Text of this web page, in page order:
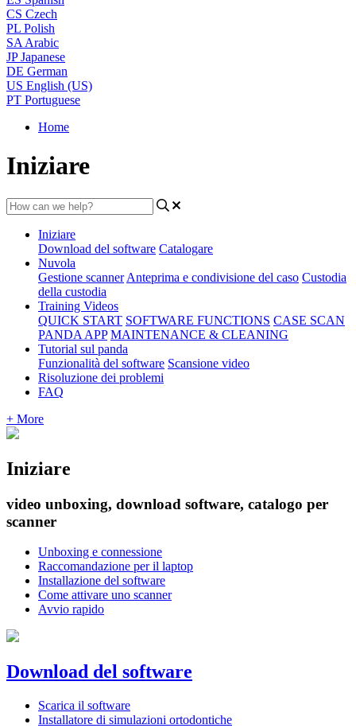
CS Czech
PL Polish
SA Arabic
JP Japanese
DE German
US English (US)
PT Portuguese
Home
Iniziare
Iniziare
Download del software Catalogare
Nuvola
Gestione scanner Anteprima e condivisione del caso Custodia
della custodia
Training Videos
QUICK START SOFTWARE FUNCTIONS CASE SCAN
PANDA APP MAINTENANCE & CLEANING
Tutorial sul panda
Funzionalità del software Scansione video
Risoluzione dei problemi
FAQ
+ More
Iniziare
video unboxing, download software, catalogo per
scanner
Unboxing e connessione
Raccomandazione per il laptop
Installazione del software
Come attivare uno scanner
Avvio rapido
Download del software
Scarica il software
Installatore di simulazioni ortodontiche